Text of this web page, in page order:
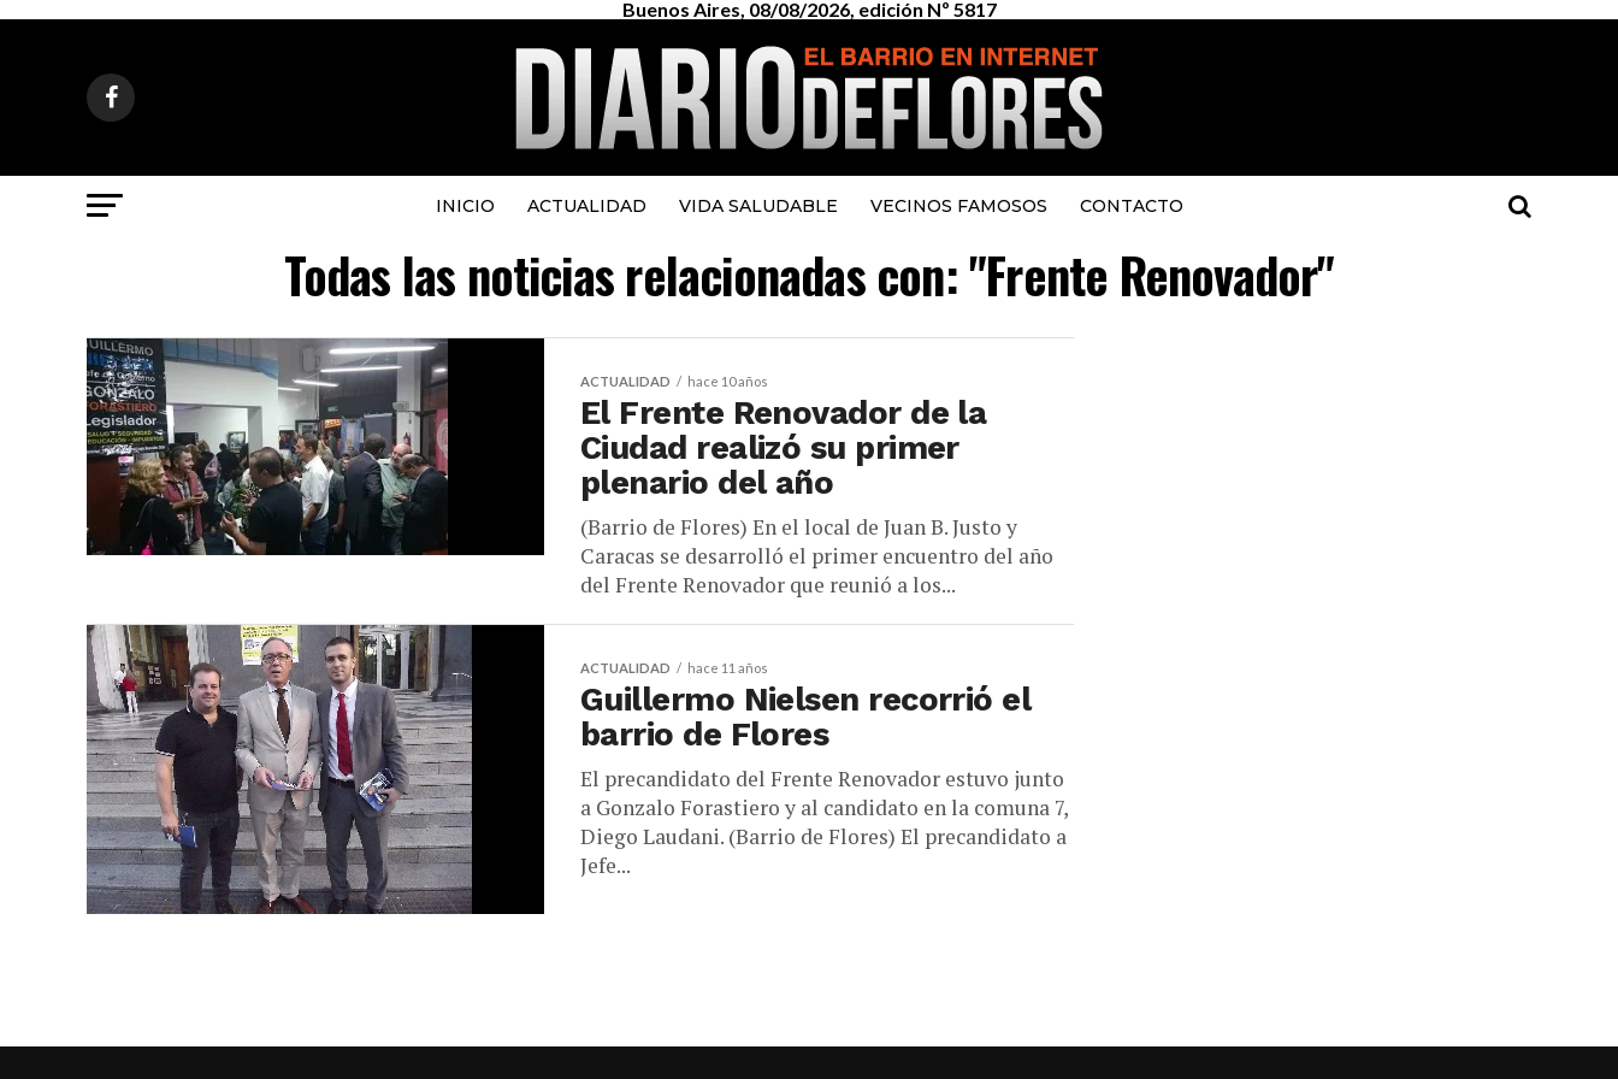
Buenos Aires, 08/08/2026, edición Nº 5817
INICIO ACTUALIDAD VIDA SALUDABLE VECINOS FAMOSOS CONTACTO
Todas las noticias relacionadas con: "Frente Renovador"
ACTUALIDAD hace 10 años
El Frente Renovador de la
Ciudad realizó su primer
plenario del año
(Barrio de Flores) En el local de Juan B. Justo y
Caracas se desarrolló el primer encuentro del año
del Frente Renovador que reunió a los...
ACTUALIDAD hace 11 años
Guillermo Nielsen recorrió el
barrio de Flores
El precandidato del Frente Renovador estuvo junto
a Gonzalo Forastiero y al candidato en la comuna 7,
Diego Laudani. (Barrio de Flores) El precandidato a
Jefe...